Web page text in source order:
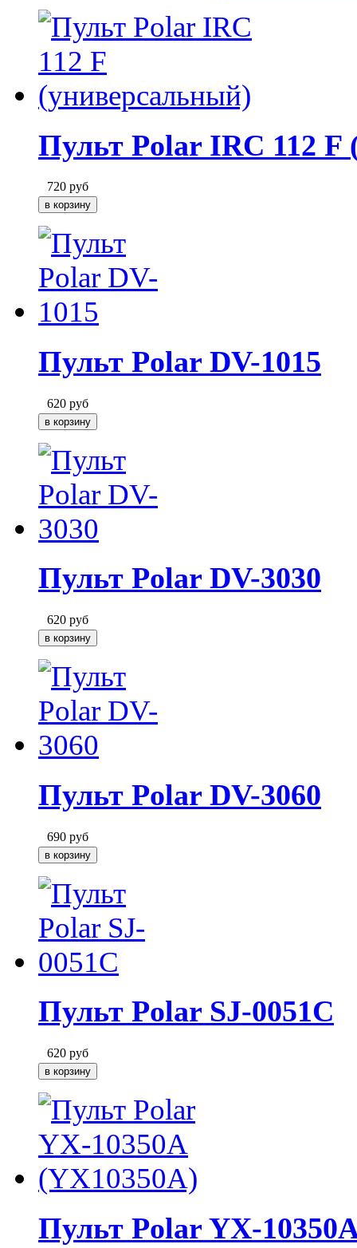
Пульт Polar IRC 112 F
720 руб
Пульт Polar DV-1015
620 руб
Пульт Polar DV-3030
620 руб
Пульт Polar DV-3060
690 руб
Пульт Polar SJ-0051C
620 руб
Пульт Polar YX-